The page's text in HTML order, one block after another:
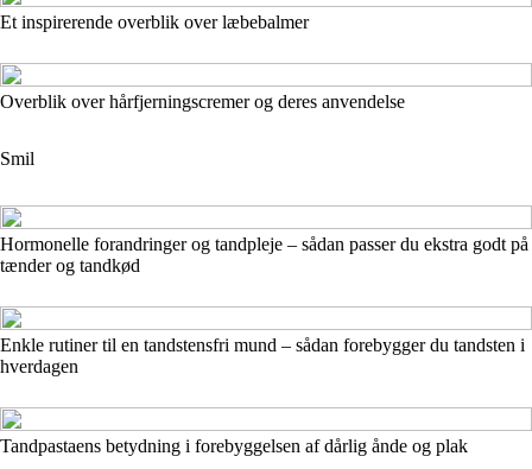
Et inspirerende overblik over læbebalmer
Overblik over hårfjerningscremer og deres anvendelse
Smil
Hormonelle forandringer og tandpleje – sådan passer du ekstra godt på
tænder og tandkød
Enkle rutiner til en tandstensfri mund – sådan forebygger du tandsten i
hverdagen
Tandpastaens betydning i forebyggelsen af dårlig ånde og plak